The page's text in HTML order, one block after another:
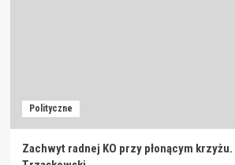
Polityczne
Zachwyt radnej KO przy płonącym